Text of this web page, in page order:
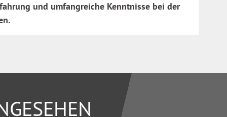
und umfangreiche Kenntnisse bei der